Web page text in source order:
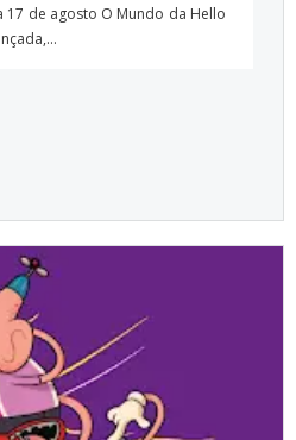
17 de agosto O Mundo da Hello